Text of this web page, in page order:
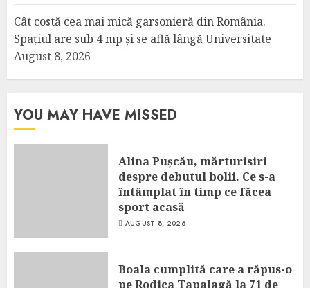
Cât costă cea mai mică garsonieră din România.
Spațiul are sub 4 mp și se află lângă Universitate
August 8, 2026
YOU MAY HAVE MISSED
Alina Pușcău, mărturisiri
despre debutul bolii. Ce s-a
întâmplat în timp ce făcea
sport acasă
AUGUST 8, 2026
Boala cumplită care a răpus-o
pe Rodica Tapalagă la 71 de